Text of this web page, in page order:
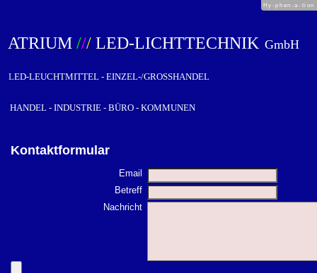
ATRIUM /// LED-LICHTTECHNIK GmbH
LED-LEUCHTMITTEL - EINZEL-/GROSSHANDEL
HANDEL - INDUSTRIE - BÜRO - KOMMUNEN
Kontaktformular
Email
Betreff
Nachricht
Hy-phen-a-tion